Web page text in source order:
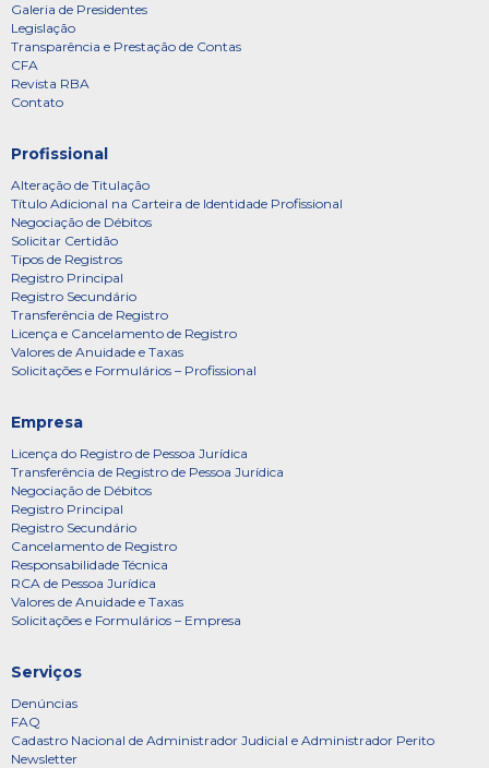
Galeria de Presidentes
Legislação
Transparência e Prestação de Contas
CFA
Revista RBA
Contato
Profissional
Alteração de Titulação
Título Adicional na Carteira de Identidade Profissional
Negociação de Débitos
Solicitar Certidão
Tipos de Registros
Registro Principal
Registro Secundário
Transferência de Registro
Licença e Cancelamento de Registro
Valores de Anuidade e Taxas
Solicitações e Formulários – Profissional
Empresa
Licença do Registro de Pessoa Jurídica
Transferência de Registro de Pessoa Jurídica
Negociação de Débitos
Registro Principal
Registro Secundário
Cancelamento de Registro
Responsabilidade Técnica
RCA de Pessoa Jurídica
Valores de Anuidade e Taxas
Solicitações e Formulários – Empresa
Serviços
Denúncias
FAQ
Cadastro Nacional de Administrador Judicial e Administrador Perito
Newsletter